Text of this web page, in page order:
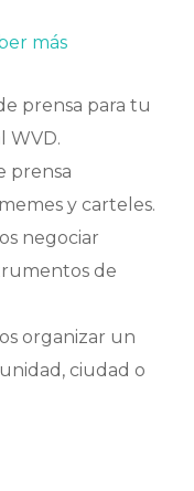
más
prensa para tu
WVD.
prensa
y carteles.
negociar
de
organizar un
ciudad o